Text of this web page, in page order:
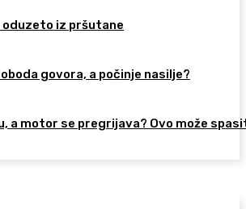
oduzeto iz pršutane
govora, a počinje nasilje?
a motor se pregrijava? Ovo može